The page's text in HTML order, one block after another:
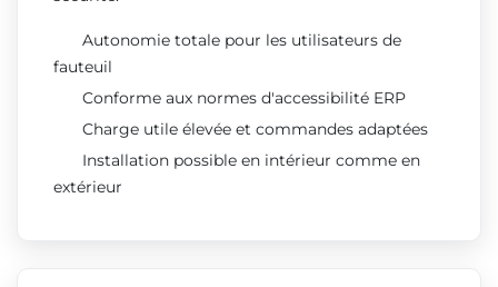
Autonomie totale pour les utilisateurs de
fauteuil
Conforme aux normes d'accessibilité ERP
Charge utile élevée et commandes adaptées
Installation possible en intérieur comme en
extérieur